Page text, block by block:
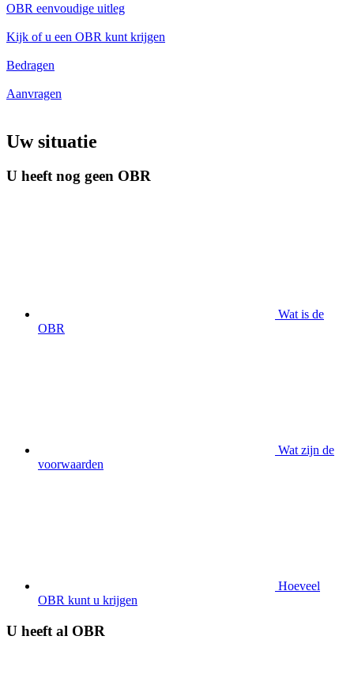
OBR eenvoudige uitleg
Kijk of u een OBR kunt krijgen
Bedragen
Aanvragen
Uw situatie
U heeft nog geen OBR
Wat is de
OBR
Wat zijn de
voorwaarden
Hoeveel
OBR kunt u krijgen
U heeft al OBR